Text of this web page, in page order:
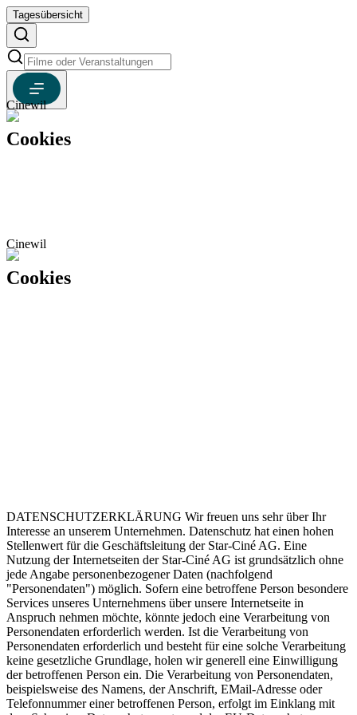
Tagesübersicht
Cinewil
Cookies
Cinewil
Cookies
DATENSCHUTZERKLÄRUNG Wir freuen uns sehr über Ihr
Interesse an unserem Unternehmen. Datenschutz hat einen hohen
Stellenwert für die Geschäftsleitung der Star-Ciné AG. Eine
Nutzung der Internetseiten der Star-Ciné AG ist grundsätzlich ohne
jede Angabe personenbezogener Daten (nachfolgend
"Personendaten") möglich. Sofern eine betroffene Person besondere
Services unseres Unternehmens über unsere Internetseite in
Anspruch nehmen möchte, könnte jedoch eine Verarbeitung von
Personendaten erforderlich werden. Ist die Verarbeitung von
Personendaten erforderlich und besteht für eine solche Verarbeitung
keine gesetzliche Grundlage, holen wir generell eine Einwilligung
der betroffenen Person ein. Die Verarbeitung von Personendaten,
beispielsweise des Namens, der Anschrift, EMail-Adresse oder
Telefonnummer einer betroffenen Person, erfolgt im Einklang mit